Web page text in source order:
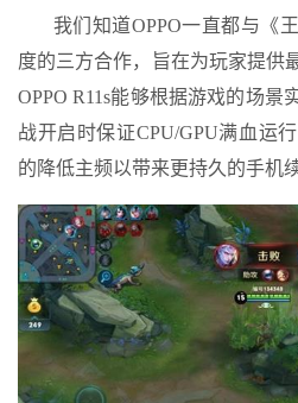
我们知道OPPO一直都与《
度的三方合作，旨在为玩家提供
OPPO R11s能够根据游戏的场景
战开启时保证CPU/GPU满血运
的降低主频以带来更持久的手机续